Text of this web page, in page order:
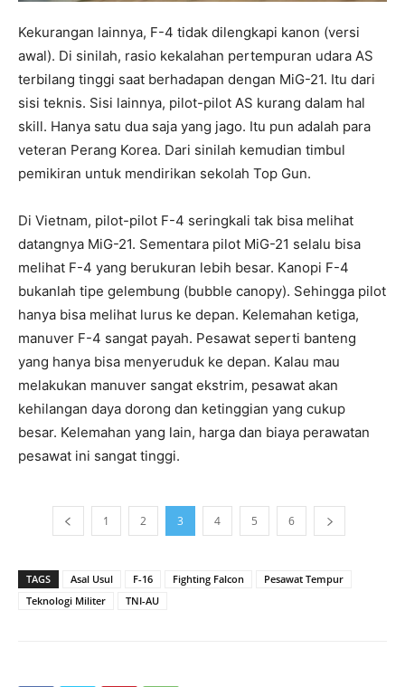
Kekurangan lainnya, F-4 tidak dilengkapi kanon (versi
awal). Di sinilah, rasio kekalahan pertempuran udara AS
terbilang tinggi saat berhadapan dengan MiG-21. Itu dari
sisi teknis. Sisi lainnya, pilot-pilot AS kurang dalam hal
skill. Hanya satu dua saja yang jago. Itu pun adalah para
veteran Perang Korea. Dari sinilah kemudian timbul
pemikiran untuk mendirikan sekolah Top Gun.
Di Vietnam, pilot-pilot F-4 seringkali tak bisa melihat
datangnya MiG-21. Sementara pilot MiG-21 selalu bisa
melihat F-4 yang berukuran lebih besar. Kanopi F-4
bukanlah tipe gelembung (bubble canopy). Sehingga pilot
hanya bisa melihat lurus ke depan. Kelemahan ketiga,
manuver F-4 sangat payah. Pesawat seperti banteng
yang hanya bisa menyeruduk ke depan. Kalau mau
melakukan manuver sangat ekstrim, pesawat akan
kehilangan daya dorong dan ketinggian yang cukup
besar. Kelemahan yang lain, harga dan biaya perawatan
pesawat ini sangat tinggi.
1 2 3 4 5 6
TAGS Asal Usul F-16 Fighting Falcon
Pesawat Tempur
Teknologi Militer
TNI-AU